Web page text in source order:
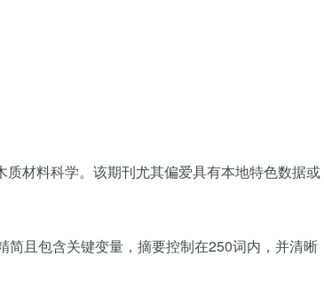
材料科学。该期刊尤其偏爱具有本地特色数据或
且包含关键变量，摘要控制在250词内，并清晰